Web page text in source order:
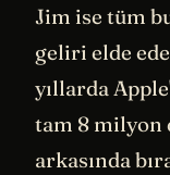
Jim ise tüm
geliri elde
yıllarda
tam 8 milyon
arkasında